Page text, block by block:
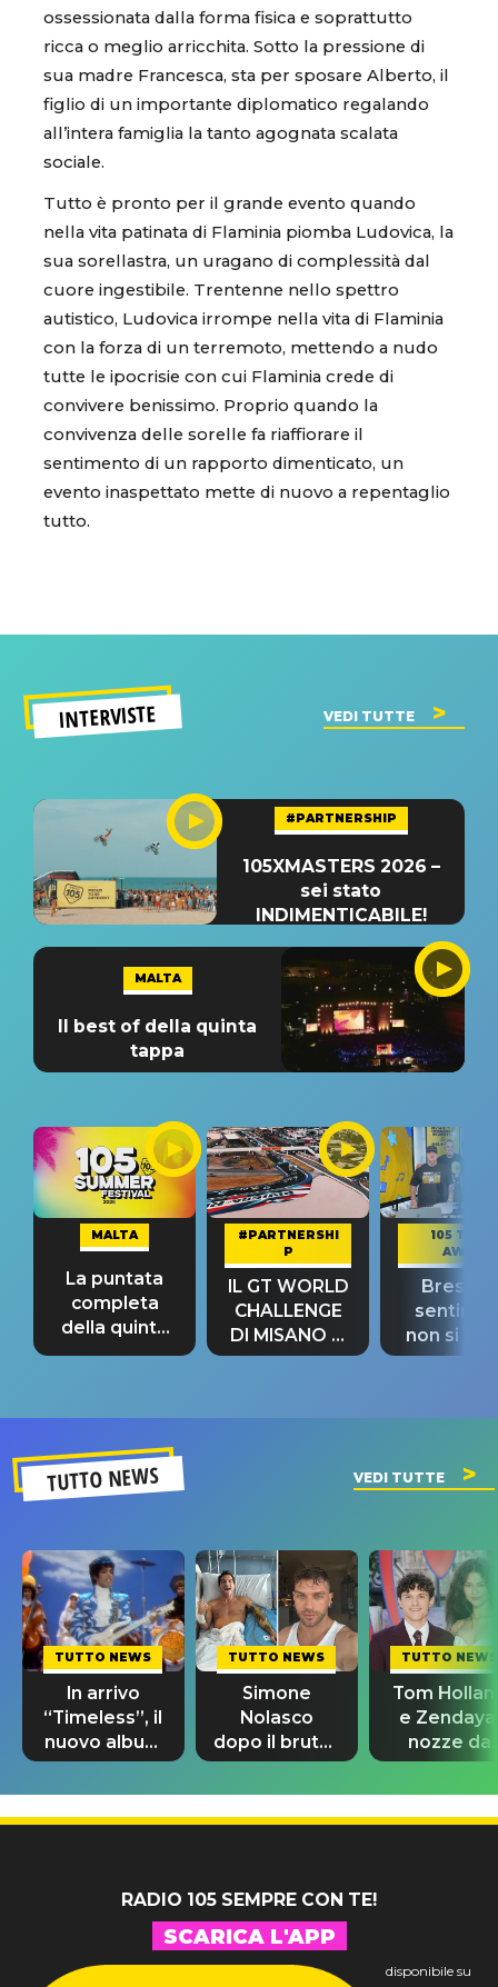
ossessionata dalla forma fisica e soprattutto
ricca o meglio arricchita. Sotto la pressione di
sua madre Francesca, sta per sposare Alberto, il
figlio di un importante diplomatico regalando
all’intera famiglia la tanto agognata scalata
sociale.
Tutto è pronto per il grande evento quando
nella vita patinata di Flaminia piomba Ludovica, la
sua sorellastra, un uragano di complessità dal
cuore ingestibile. Trentenne nello spettro
autistico, Ludovica irrompe nella vita di Flaminia
con la forza di un terremoto, mettendo a nudo
tutte le ipocrisie con cui Flaminia crede di
convivere benissimo. Proprio quando la
convivenza delle sorelle fa riaffiorare il
sentimento di un rapporto dimenticato, un
evento inaspettato mette di nuovo a repentaglio
tutto.
INTERVISTE VEDI TUTTE
#PARTNERSHIP
105XMASTERS 2026 –
sei stato
INDIMENTICABILE!
MALTA
Il best of della quinta
tappa
MALTA
La puntata
completa
della quinta
tappa
#PARTNERSHI
P
IL GT WORLD
CHALLENGE
DI MISANO si
riconferma
105 TAKE
AWAY
Bresh:
non si
fino alla
TUTTO NEWS VEDI TUTTE
TUTTO NEWS
In arrivo
“Timeless”, il
nuovo album
di Prince con
10 brani
inediti
TUTTO NEWS
Simone
Nolasco
dopo il brutto
incidente:
"Sono così
grato alla
TUTTO NEWS
Tom
e
nozze da
580mila
sterline e
300
RADIO 105 SEMPRE CON TE!
SCARICA L'APP
disponibile su